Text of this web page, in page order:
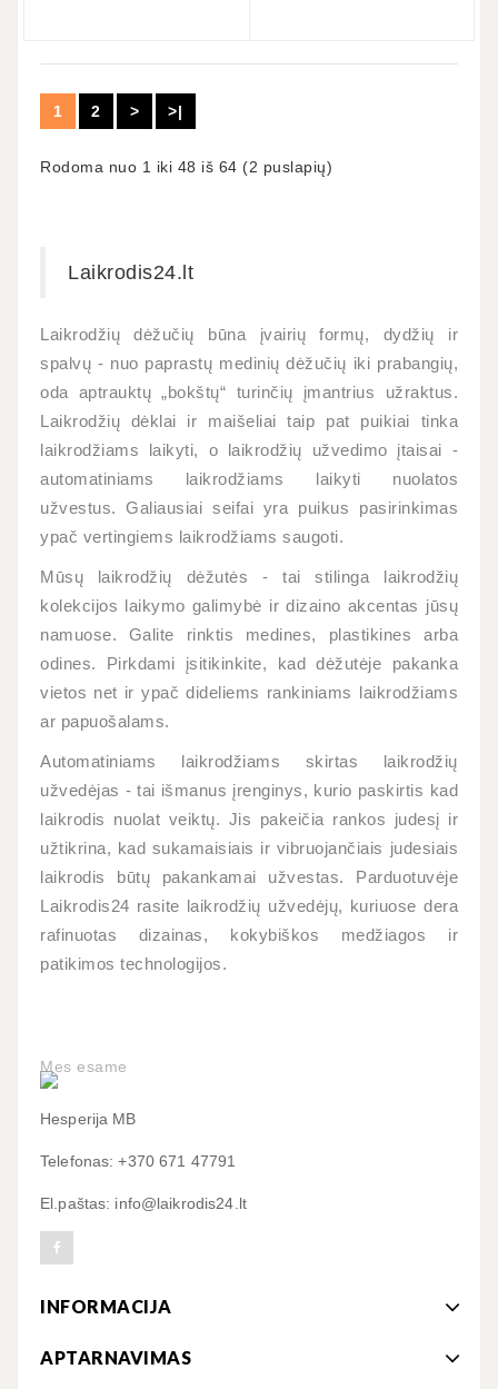
1 2 > >|
Rodoma nuo 1 iki 48 iš 64 (2 puslapių)
Laikrodis24.lt
Laikrodžių dėžučių būna įvairių formų, dydžių ir
spalvų - nuo paprastų medinių dėžučių iki prabangių,
oda aptrauktų „bokštų“ turinčių įmantrius užraktus.
Laikrodžių dėklai ir maišeliai taip pat puikiai tinka
laikrodžiams laikyti, o laikrodžių užvedimo įtaisai -
automatiniams laikrodžiams laikyti nuolatos
užvestus. Galiausiai seifai yra puikus pasirinkimas
ypač vertingiems laikrodžiams saugoti.
Mūsų laikrodžių dėžutės - tai stilinga laikrodžių
kolekcijos laikymo galimybė ir dizaino akcentas jūsų
namuose. Galite rinktis medines, plastikines arba
odines. Pirkdami įsitikinkite, kad dėžutėje pakanka
vietos net ir ypač dideliems rankiniams laikrodžiams
ar papuošalams.
Automatiniams laikrodžiams skirtas laikrodžių
užvedėjas - tai išmanus įrenginys, kurio paskirtis kad
laikrodis nuolat veiktų. Jis pakeičia rankos judesį ir
užtikrina, kad sukamaisiais ir vibruojančiais judesiais
laikrodis būtų pakankamai užvestas. Parduotuvėje
Laikrodis24 rasite laikrodžių užvedėjų, kuriuose dera
rafinuotas dizainas, kokybiškos medžiagos ir
patikimos technologijos.
Mes esame
Hesperija MB
Telefonas: +370 671 47791
El.paštas: info@laikrodis24.lt
INFORMACIJA
APTARNAVIMAS